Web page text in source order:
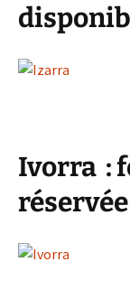
Ivorra :
réservée